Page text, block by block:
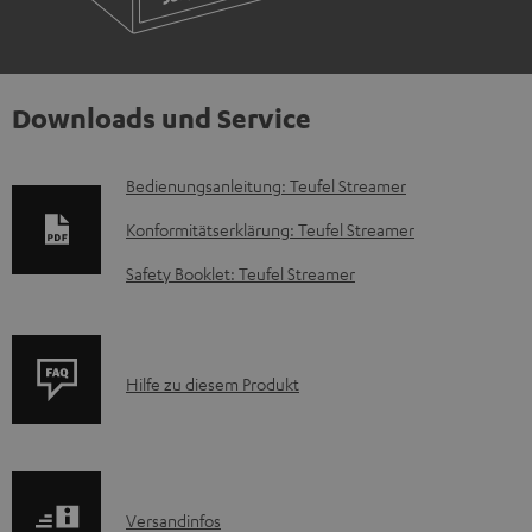
Downloads und Service
D
o
n
z
Bedienungsanleitung: Teufel Streamer
Konformitätserklärung: Teufel Streamer
Safety Booklet: Teufel Streamer
P
Hilfe zu diesem Produkt
I
Versandinfos